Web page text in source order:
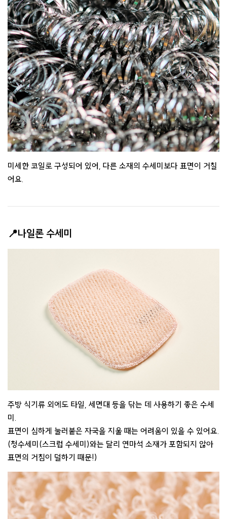
미세한 코일로 구성되어 있어, 다른 소재의 수세미보다 표면이 거칠
어요.
📍나일론 수세미
주방 식기류 외에도 타일, 세면대 등을 닦는 데 사용하기 좋은 수세
미.
표면이 심하게 눌러붙은 자국을 지울 때는 어려움이 있을 수 있어요.
(청수세미(스크럽 수세미)와는 달리 연마석 소재가 포함되지 않아
표면의 거침이 덜하기 때문!)